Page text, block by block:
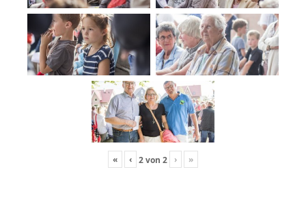
« ‹ 2von 2 › »